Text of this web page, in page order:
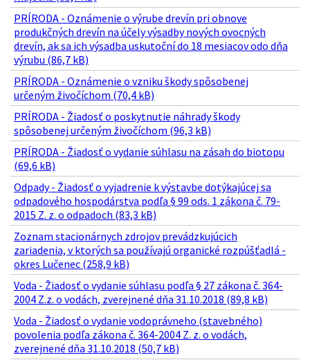
PRÍRODA - Oznámenie o výrube drevín pri obnove
produkčných drevín na účely výsadby nových ovocných
drevín, ak sa ich výsadba uskutoční do 18 mesiacov odo dňa
výrubu (86,7 kB)
PRÍRODA - Oznámenie o vzniku škody spôsobenej
určeným živočíchom (70,4 kB)
PRÍRODA - Žiadosť o poskytnutie náhrady škody
spôsobenej určeným živočíchom (96,3 kB)
PRÍRODA - Žiadosť o vydanie súhlasu na zásah do biotopu
(69,6 kB)
Odpady - Žiadosť o vyjadrenie k výstavbe dotýkajúcej sa
odpadového hospodárstva podľa § 99 ods. 1 zákona č. 79-
2015 Z. z. o odpadoch (83,3 kB)
Zoznam stacionárnych zdrojov prevádzkujúcich
zariadenia, v ktorých sa používajú organické rozpúšťadlá -
okres Lučenec (258,9 kB)
Voda - Žiadosť o vydanie súhlasu podľa § 27 zákona č. 364-
2004 Z.z. o vodách, zverejnené dňa 31.10.2018 (89,8 kB)
Voda - Žiadosť o vydanie vodoprávneho (stavebného)
povolenia podľa zákona č. 364-2004 Z. z. o vodách,
zverejnené dňa 31.10.2018 (50,7 kB)